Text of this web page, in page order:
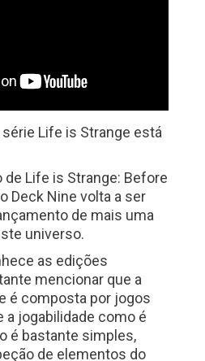
Life is Strange está
Life is Strange: Before
Deck Nine volta a ser
de mais uma
universo.
as edições
mencionar que a
é composta por jogos
a jogabilidade como é
é bastante simples,
de elementos do